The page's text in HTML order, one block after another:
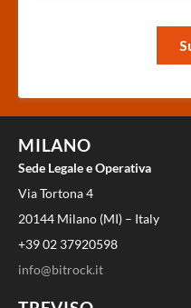
MILANO
Sede Legale e Operativa
Via Tortona 4
20144 Milano (MI) – Italy
+39 02 37920598
info@bitrock.it